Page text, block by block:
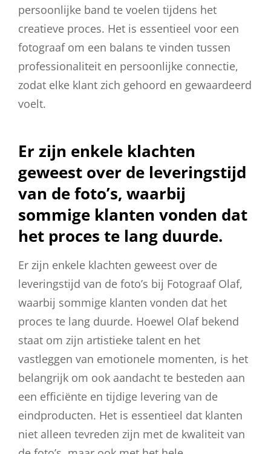
persoonlijke band te voelen tijdens het
creatieve proces. Het is essentieel voor een
fotograaf om een balans te vinden tussen
professionaliteit en persoonlijke connectie,
zodat elke klant zich gehoord en gewaardeerd
voelt.
Er zijn enkele klachten
geweest over de leveringstijd
van de foto’s, waarbij
sommige klanten vonden dat
het proces te lang duurde.
Er zijn enkele klachten geweest over de
leveringstijd van de foto’s bij Fotograaf Olaf,
waarbij sommige klanten vonden dat het
proces te lang duurde. Hoewel Olaf bekend
staat om zijn artistieke talent en het
vastleggen van emotionele momenten, is het
belangrijk om ook aandacht te besteden aan
een efficiënte en tijdige levering van de
eindproducten. Het is essentieel dat klanten
niet alleen tevreden zijn met de kwaliteit van